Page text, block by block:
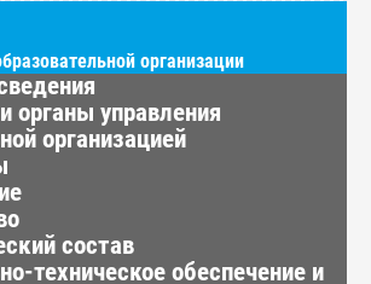
организации
органы управления
организацией
состав
техническое обеспечение и